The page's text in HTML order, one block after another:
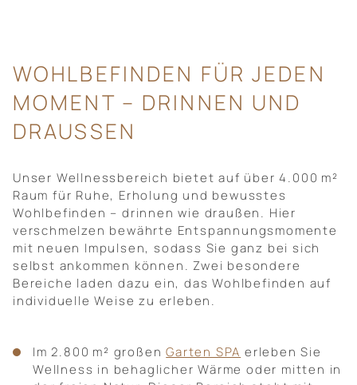
WOHLBEFINDEN FÜR JEDEN
MOMENT – DRINNEN UND
DRAUSSEN
Unser Wellnessbereich bietet auf über 4.000 m²
Raum für Ruhe, Erholung und bewusstes
Wohlbefinden – drinnen wie draußen. Hier
verschmelzen bewährte Entspannungsmomente
mit neuen Impulsen, sodass Sie ganz bei sich
selbst ankommen können. Zwei besondere
Bereiche laden dazu ein, das Wohlbefinden auf
individuelle Weise zu erleben.
Im 2.800 m² großenGarten SPA erleben Sie
Wellness in behaglicher Wärme oder mitten in